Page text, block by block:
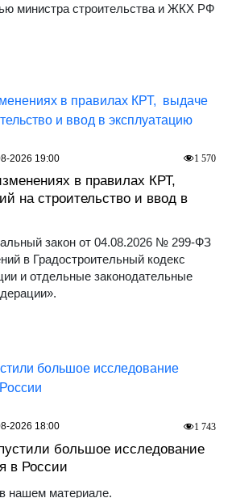
министра строительства и ЖКХ РФ
в правилах КРТ,
на строительство и ввод в
закон от 04.08.2026 № 299-ФЗ
в Градостроительный кодекс
и отдельные законодательные
1 570
2026 19:00
большое исследование
в России
нашем материале.
1 743
2026 18:00